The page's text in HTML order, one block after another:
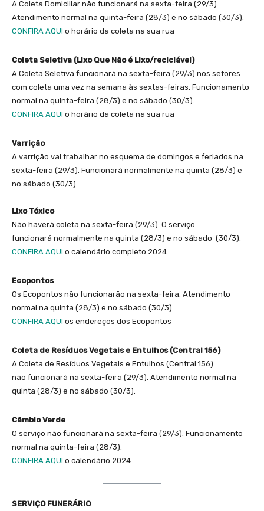
A Coleta Domiciliar não funcionará na sexta-feira (29/3).
Atendimento normal na quinta-feira (28/3) e no sábado (30/3).
CONFIRA AQUI o horário da coleta na sua rua
Coleta Seletiva (Lixo Que Não é Lixo/reciclável)
A Coleta Seletiva funcionará na sexta-feira (29/3) nos setores
com coleta uma vez na semana às sextas-feiras. Funcionamento
normal na quinta-feira (28/3) e no sábado (30/3).
CONFIRA AQUI o horário da coleta na sua rua
Varrição
A varrição vai trabalhar no esquema de domingos e feriados na
sexta-feira (29/3). Funcionará normalmente na quinta (28/3) e
no sábado (30/3).
Lixo Tóxico
Não haverá coleta na sexta-feira (29/3). O serviço
funcionará normalmente na quinta (28/3) e no sábado (30/3).
CONFIRA AQUI o calendário completo 2024
Ecopontos
Os Ecopontos não funcionarão na sexta-feira. Atendimento
normal na quinta (28/3) e no sábado (30/3).
CONFIRA AQUI os endereços dos Ecopontos
Coleta de Resíduos Vegetais e Entulhos (Central 156)
A Coleta de Resíduos Vegetais e Entulhos (Central 156)
não funcionará na sexta-feira (29/3). Atendimento normal na
quinta (28/3) e no sábado (30/3).
Câmbio Verde
O serviço não funcionará na sexta-feira (29/3). Funcionamento
normal na quinta-feira (28/3).
CONFIRA AQUI o calendário 2024
SERVIÇO FUNERÁRIO